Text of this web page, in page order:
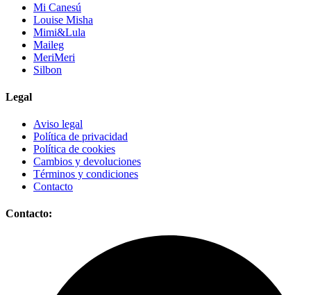
Mi Canesú
Louise Misha
Mimi&Lula
Maileg
MeriMeri
Silbon
Legal
Aviso legal
Política de privacidad
Política de cookies
Cambios y devoluciones
Términos y condiciones
Contacto
Contacto: